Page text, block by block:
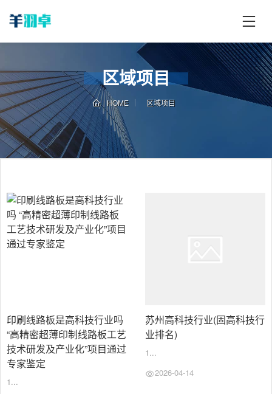
页
洲
杯
足
球
攻
略
资
讯
足
球
百
科
联
系
我
电
话
咨
区域项目
HOME 区域项目
印刷线路板是高科技行业吗
“高精密超薄印制线路板工艺
技术研发及产业化”项目通过
专家鉴定
1...
苏州高科技行业(固高科技行
业排名)
1...
2026-04-14